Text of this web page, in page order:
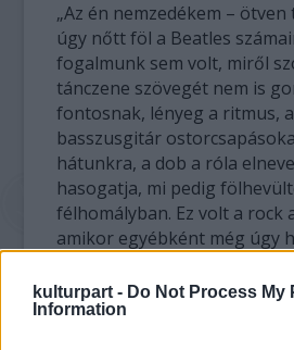
kulturpart - Do Not Process My
Information
„Az én nemzedékem –
úgy nőtt föl a Beatles
fogalmunk sem volt, miről
tánczene szövegét nem is
fontosnak, lényeg a ritmus,
basszusgitár
hátunkra, a dob a róla
hasogatja, mi pedig
félhomályban. Ez volt a rock
amikor egyébként még úgy
Négy szubjektív miniportré
tagjairól. Ringo Starr